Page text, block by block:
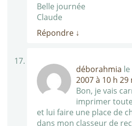
Belle journée
Claude
Répondre ↓
déborahmia le
2007 à 10 h 29
Bon, je vais
imprimer
et lui faire une place de
dans mon classeur de